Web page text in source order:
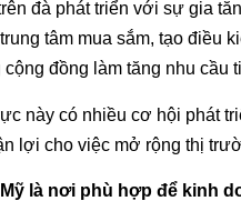
đà phát triển với sự gia
tâm mua sắm, tạo điều
đồng làm tăng nhu cầu
này có nhiều cơ hội phát
lợi cho việc mở rộng thị
là nơi phù hợp để kinh